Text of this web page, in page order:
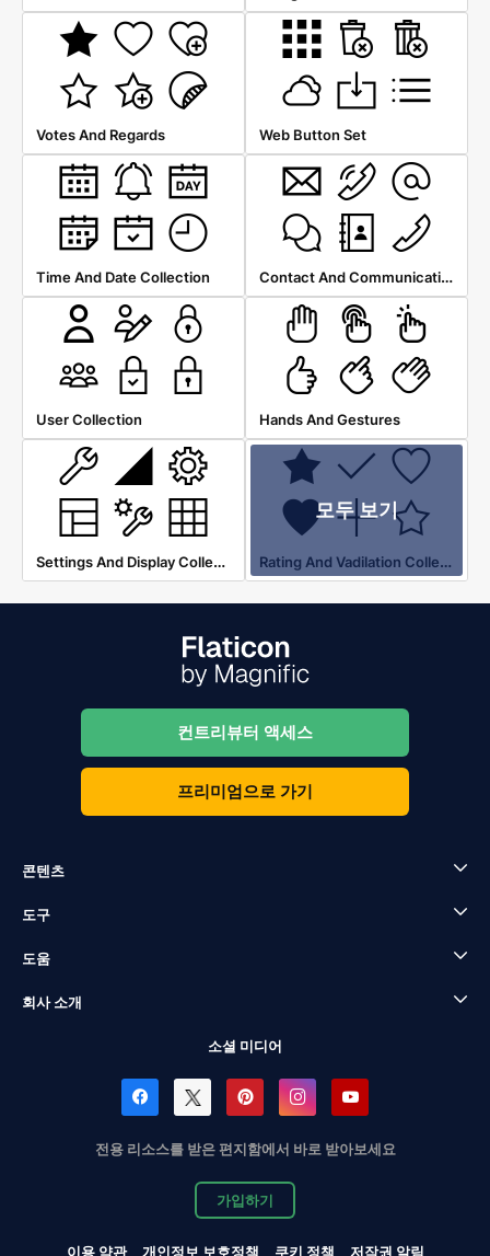
Votes And Regards Web Button Set
Time And Date Collection Contact And Communication
User Collection Hands And Gestures
Settings And Display Collection
모두 보기
Rating And Vadilation Collection
컨트리뷰터 액세스
프리미엄으로 가기
콘텐츠
도구
도움
회사 소개
소셜 미디어
전용 리소스를 받은 편지함에서 바로 받아보세요
가입하기
이용 약관 개인정보 보호정책 쿠키 정책 저작권 알림